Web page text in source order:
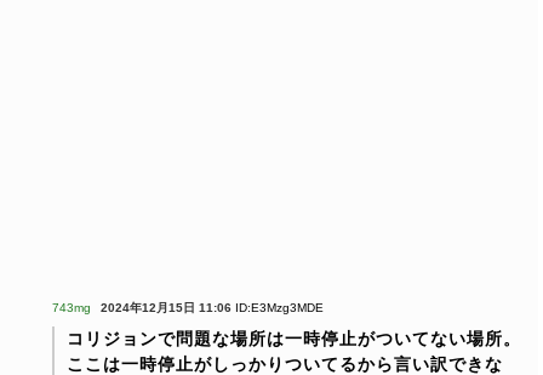
743mg 2024年12月15日 11:06 ID:E3Mzg3MDE
コリジョンで問題な場所は一時停止がついてない場所。
ここは一時停止がしっかりついてるから言い訳できな